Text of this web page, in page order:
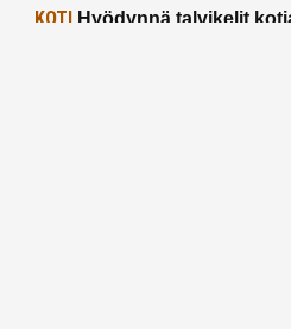
KOTIHyödynnä talvikelit